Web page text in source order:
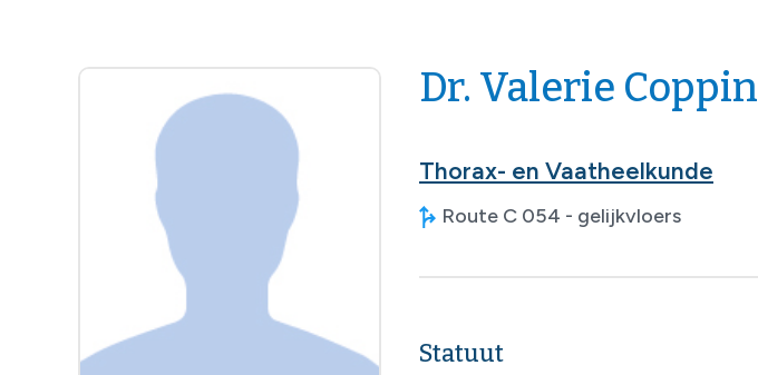
Dr. Valerie Coppin
Thorax- en Vaatheelkunde
Route C 054 - gelijkvloers
Statuut